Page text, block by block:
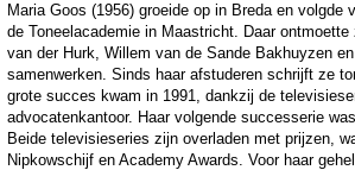
Maria Goos (1956) groeide op in Breda en
de Toneelacademie in Maastricht. Daar
van der Hurk, Willem van de Sande Bakhuyzen
samenwerken. Sinds haar afstuderen schrijft ze
grote succes kwam in 1991, dankzij de
advocatenkantoor. Haar volgende successerie
Beide televisieseries zijn overladen met prijzen,
Nipkowschijf en Academy Awards. Voor haar